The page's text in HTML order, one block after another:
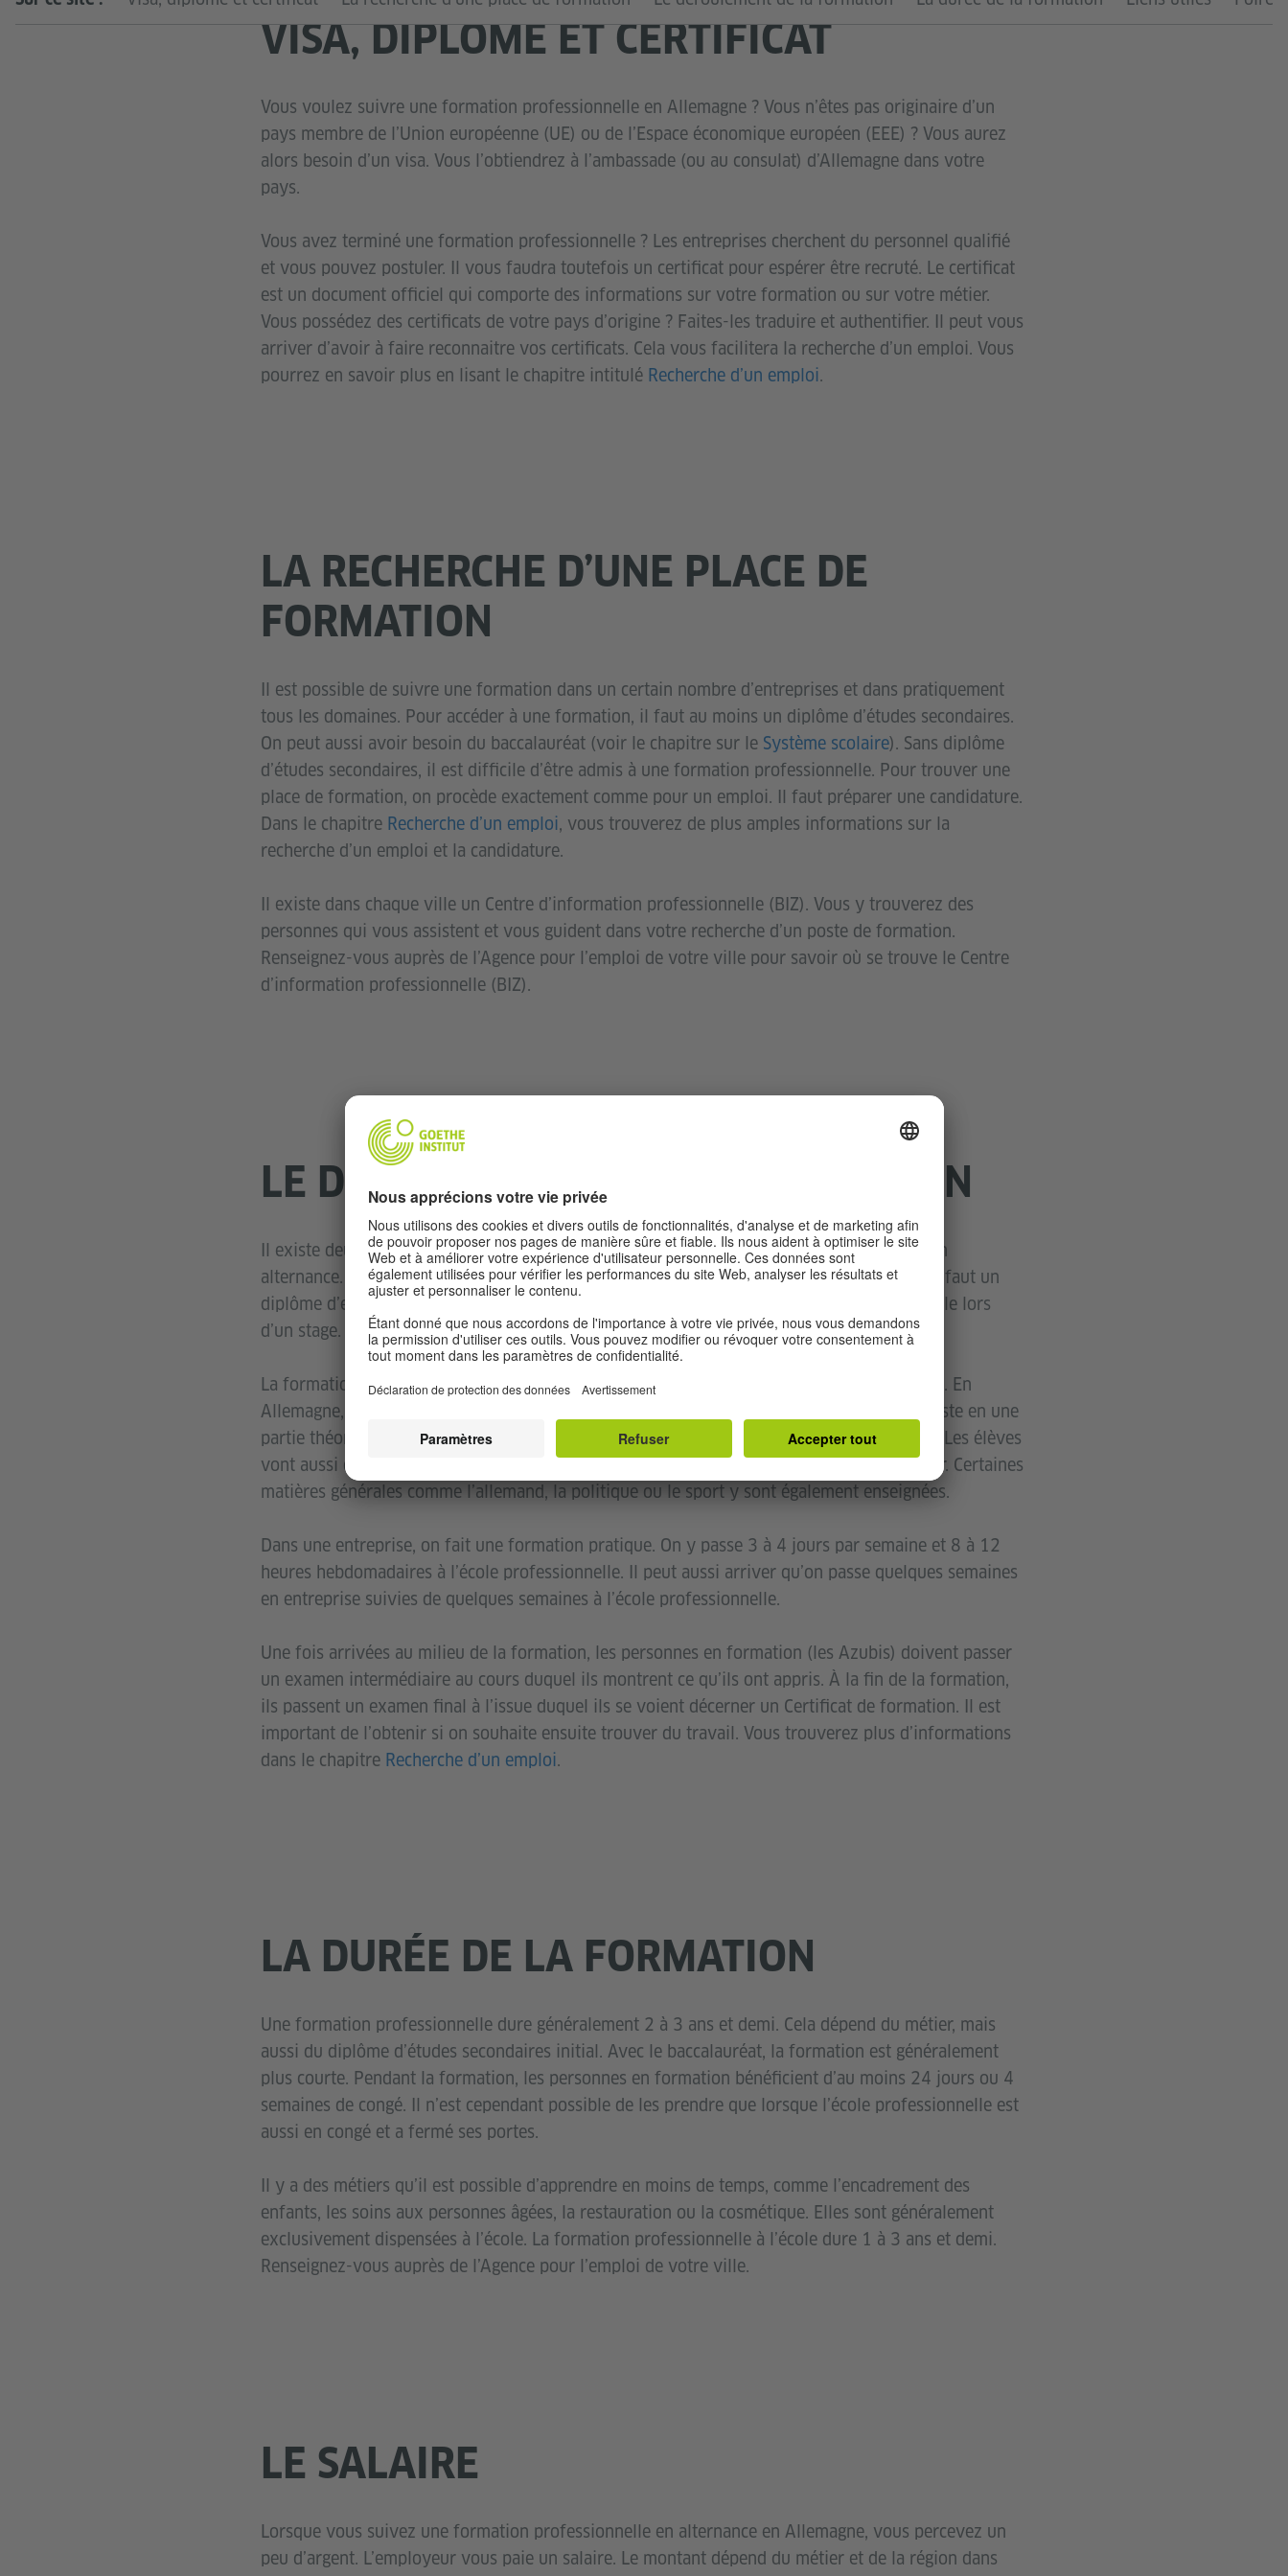
VISA, DIPLÔME ET CERTIFICAT
Vous voulez suivre une formation professionnelle en Allemagne ? Vous n’êtes pas originaire d’un
pays membre de l’Union européenne (UE) ou de l’Espace économique européen (EEE) ? Vous aurez
alors besoin d’un visa. Vous l’obtiendrez à l’ambassade (ou au consulat) d’Allemagne dans votre
pays.
Vous avez terminé une formation professionnelle ? Les entreprises cherchent du personnel qualifié
et vous pouvez postuler. Il vous faudra toutefois un certificat pour espérer être recruté. Le certificat
est un document officiel qui comporte des informations sur votre formation ou sur votre métier.
Vous possédez des certificats de votre pays d’origine ? Faites-les traduire et authentifier. Il peut vous
arriver d’avoir à faire reconnaitre vos certificats. Cela vous facilitera la recherche d’un emploi. Vous
pourrez en savoir plus en lisant le chapitre intitulé Recherche d’un emploi.
LA RECHERCHE D’UNE PLACE DE
FORMATION
Il est possible de suivre une formation dans un certain nombre d’entreprises et dans pratiquement
tous les domaines. Pour accéder à une formation, il faut au moins un diplôme d’études secondaires.
On peut aussi avoir besoin du baccalauréat (voir le chapitre sur le Système scolaire). Sans diplôme
d’études secondaires, il est difficile d’être admis à une formation professionnelle. Pour trouver une
place de formation, on procède exactement comme pour un emploi. Il faut préparer une candidature.
Dans le chapitre Recherche d’un emploi, vous trouverez de plus amples informations sur la
recherche d’un emploi et la candidature.
Il existe dans chaque ville un Centre d’information professionnelle (BIZ). Vous y trouverez des
personnes qui vous assistent et vous guident dans votre recherche d’un poste de formation.
Renseignez-vous auprès de l’Agence pour l’emploi de votre ville pour savoir où se trouve le Centre
d’information professionnelle (BIZ).
LE DÉROULEMENT DE LA FORMATION
Il existe deux types de formation professionnelle : la formation à l’école et la formation en
alternance. La formation à l’école est offerte par des écoles spécialisées. Pour y accéder, il faut un
diplôme d’enseignement secondaire et parfois une certaine expérience, acquise par exemple lors
d’un stage.
La formation professionnelle en alternance est également appelée formation en entreprise. En
Allemagne, la plupart des formations professionnelles sont faites en alternance. Elle consiste en une
partie théorique et une partie pratique, qui est effectuée directement dans une entreprise. Les élèves
vont aussi dans une école professionnelle où ils apprennent les théories liées à leur métier. Certaines
matières générales comme l’allemand, la politique ou le sport y sont également enseignées.
Dans une entreprise, on fait une formation pratique. On y passe 3 à 4 jours par semaine et 8 à 12
heures hebdomadaires à l’école professionnelle. Il peut aussi arriver qu’on passe quelques semaines
en entreprise suivies de quelques semaines à l’école professionnelle.
Une fois arrivées au milieu de la formation, les personnes en formation (les Azubis) doivent passer
un examen intermédiaire au cours duquel ils montrent ce qu’ils ont appris. À la fin de la formation,
ils passent un examen final à l’issue duquel ils se voient décerner un Certificat de formation. Il est
important de l’obtenir si on souhaite ensuite trouver du travail. Vous trouverez plus d’informations
dans le chapitre Recherche d’un emploi.
LA DURÉE DE LA FORMATION
Une formation professionnelle dure généralement 2 à 3 ans et demi. Cela dépend du métier, mais
aussi du diplôme d’études secondaires initial. Avec le baccalauréat, la formation est généralement
plus courte. Pendant la formation, les personnes en formation bénéficient d’au moins 24 jours ou 4
semaines de congé. Il n’est cependant possible de les prendre que lorsque l’école professionnelle est
aussi en congé et a fermé ses portes.
Il y a des métiers qu’il est possible d’apprendre en moins de temps, comme l’encadrement des
enfants, les soins aux personnes âgées, la restauration ou la cosmétique. Elles sont généralement
exclusivement dispensées à l’école. La formation professionnelle à l’école dure 1 à 3 ans et demi.
Renseignez-vous auprès de l’Agence pour l’emploi de votre ville.
LE SALAIRE
Lorsque vous suivez une formation professionnelle en alternance en Allemagne, vous percevez un
peu d’argent. L’employeur vous paie un salaire. Le montant dépend du métier et de la région dans